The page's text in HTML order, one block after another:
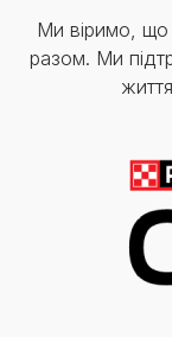
Ми віримо,
разом. Ми